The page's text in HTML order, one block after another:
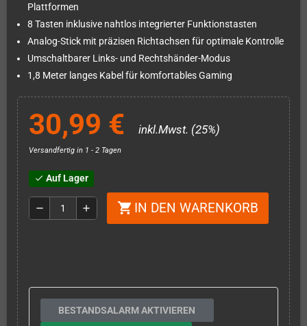
Plattformen
8 Tasten inklusive nahtlos integrierter Funktionstasten
Analog-Stick mit präzisen Richtachsen für optimale Kontrolle
Umschaltbarer Links- und Rechtshänder-Modus
1,8 Meter langes Kabel für komfortables Gaming
30,99 € inkl.Mwst. (25%)
Versandfertig in 1 - 2 Tagen
check Auf Lager
remove add shopping_cart IN DEN WARENKORB
BESTANDSALARM AKTIVIEREN